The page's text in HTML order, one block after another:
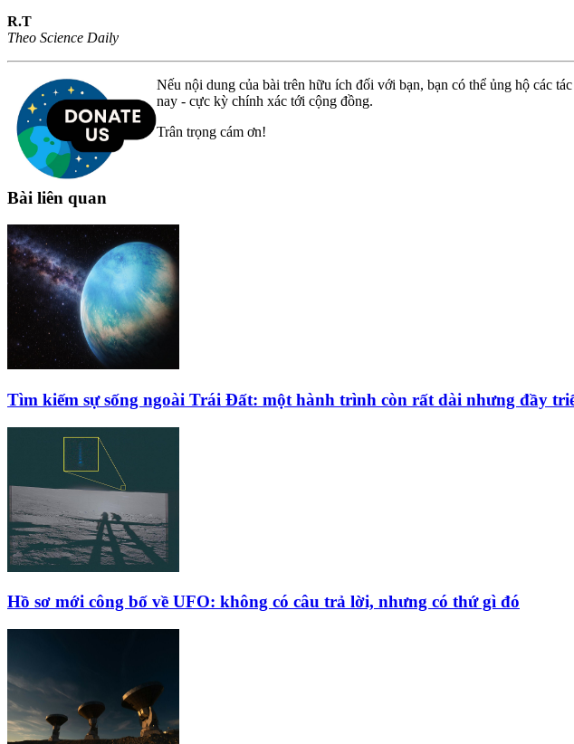
R.T
Theo Science Daily
Nếu nội dung của bài trên hữu ích đối với bạn, bạn có thể ủng hộ các tác
nay - cực kỳ chính xác tới cộng đồng.
Trân trọng cám ơn!
Bài liên quan
Tìm kiếm sự sống ngoài Trái Đất: một hành trình còn rất dài nhưng đầy
Hồ sơ mới công bố về UFO: không có câu trả lời, nhưng có thứ gì đó